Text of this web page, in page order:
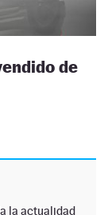
de
la actualidad